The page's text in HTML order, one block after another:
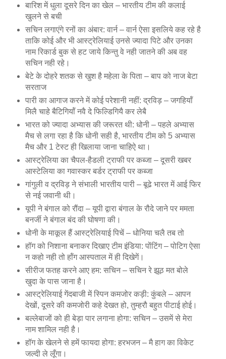
बारिश में धुला दूसरे दिन का खेल – भारतीय टीम की कलाई
खुलने से बची
सचिन लगाएंगे रनों का अंबार: वार्न – वार्न ऐसा इसलिये कह रहे है
ताकि कोई और भी आस्‍ट्रेलियाई उनसे ज्‍यादा पिटे और उनका
नाम रिकार्ड बुक से हट जाये किन्‍तु वे नही जातने की अब वह
सचिन नही रहे।
बेटे के दोहरे शतक से खुश है महेला के पिता – बाप को नाज बेटा
सरताज
पारी का आगाज करने में कोई परेशानी नहीं: द्रविड़ – जगहियॉं
मिलै चाहे बैटिगियॉं नवै दे फिल्डिगियै कर लेबै
भारत को ज्यादा अभ्यास की जरूरत थी: धोनी – पहले अभ्‍यास
मैच से लगा रहा है कि धोनी सही है, भारतीय टीम को 5 अभ्‍यास
मैच और 1 टेस्‍ट ही खिलाया जाना चाहिऐ था।
आस्ट्रेलिया का चैपल-हैडली ट्राफी पर कब्जा – दूसरी खबर
आस्‍टेलिया का गवास्‍कर बर्डर ट्राफी पर कब्‍जा
गांगुली व द्रविड़ ने संभाली भारतीय पारी – बूढे भारत में आई फिर
से नई जवानी थी।
यूपी ने बंगाल को रौंदा – यूपी द्वारा बंगाल के रौदे जाने पर ममता
बनर्जी ने बंगाल बंद की घोषणा की।
धोनी के माकूल हैं आस्ट्रेलियाई पिचें – धोनिया चलै तब तो
हॉग को निशाना बनाकर दिखाए टीम इंडिया: पोंटिंग – पोटिग ऐसा
न कहो नही तो हॉंग आस्‍पताल में ही दिखेगें।
सीरीज फतह करने आए हम: सचिन – सचिन रे झूठ मत बोले
खुदा के पास जाना है।
आस्ट्रेलियाई गेंदबाजी में स्पिन कमजोर कड़ी: कुंबले – आपन
देखों, दूसरे की कमजोरी कहे देखत हो, तुम्‍हरौ बहुत पीटाई होई।
बल्लेबाजों को ही बेड़ा पार लगाना होगा: सचिन – उसमें से मेरा
नाम शामिल नही है।
हॉग के खेलने से हमें फायदा होगा: हरभजन – मै हाग का विकेट
जल्‍दी ले लूँगा।